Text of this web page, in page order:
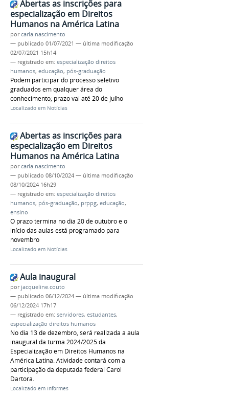
Abertas as inscrições para
especialização em Direitos
Humanos na América Latina
porcarla.nascimento
— publicado 01/07/2021 — última modificação
02/07/2021 15h14
— registrado em: especialização direitos
humanos, educação, pós-graduação
Podem participar do processo seletivo
graduados em qualquer área do
conhecimento; prazo vai até 20 de julho
Localizado em Notícias
Abertas as inscrições para
especialização em Direitos
Humanos na América Latina
porcarla.nascimento
— publicado 08/10/2024 — última modificação
08/10/2024 16h29
— registrado em: especialização direitos
humanos, pós-graduação, prppg, educação,
ensino
O prazo termina no dia 20 de outubro e o
início das aulas está programado para
novembro
Localizado em Notícias
Aula inaugural
por jacqueline.couto
— publicado 06/12/2024 — última modificação
06/12/2024 17h17
— registrado em: servidores, estudantes,
especialização direitos humanos
No dia 13 de dezembro, será realizada a aula
inaugural da turma 2024/2025 da
Especialização em Direitos Humanos na
América Latina. Atividade contará com a
participação da deputada federal Carol
Dartora.
Localizado em Informes